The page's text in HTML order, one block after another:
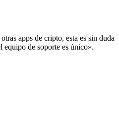
apps de cripto, esta es sin duda
de soporte es único».